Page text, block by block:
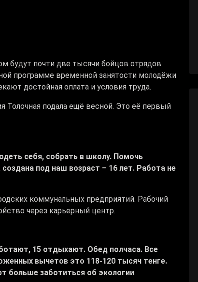
будут почти две тысячи бойцов отрядов
программе временной занятости молодёжи
достойная оплата и условия труда.
Толочная подала ещё весной. Это её первый
себя, собрать в школу. Помочь
под наш возраст – 16 лет. Работа не
коммунальных предприятий. Рабочий
через карьерный центр.
15 отдыхают. Обед полчаса. Все
вычетов это 118-120 тысяч тенге.
больше заботиться об экологии.